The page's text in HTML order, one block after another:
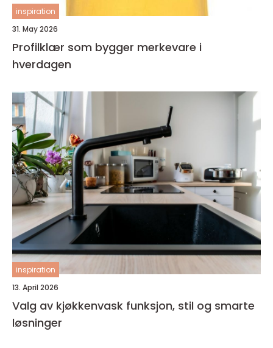
inspiration
31. May 2026
Profilklær som bygger merkevare i
hverdagen
inspiration
13. April 2026
Valg av kjøkkenvask funksjon, stil og smarte
løsninger